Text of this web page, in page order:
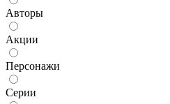
Авторы
Акции
Персонажи
Серии